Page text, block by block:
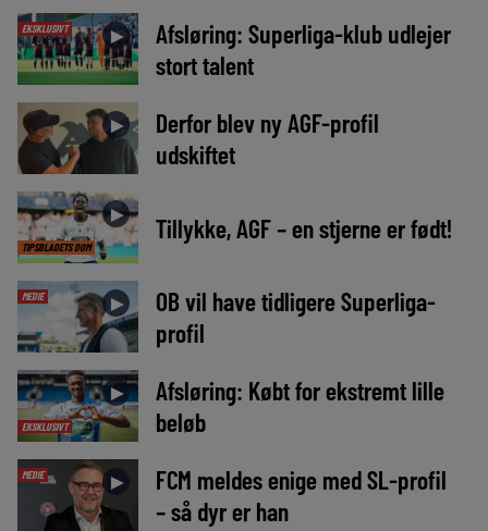
EKSKLUSIVT ►
Afsløring: Superliga-klub udlejer
stort talent
►
Derfor blev ny AGF-profil
udskiftet
TIPSBLADETS DOM
► Tillykke, AGF – en stjerne er født!
MEDIE ►
OB vil have tidligere Superliga-
profil
EKSKLUSIVT
►
Afsløring: Købt for ekstremt lille
beløb
MEDIE ►
FCM meldes enige med SL-profil
– så dyr er han